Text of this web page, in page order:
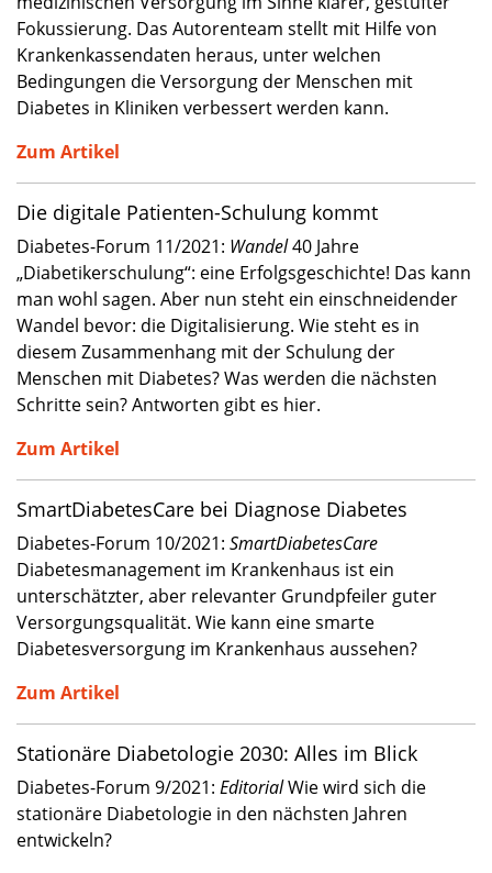
Fokussierung. Das Autorenteam stellt mit Hilfe von
Krankenkassendaten heraus, unter welchen
Bedingungen die Versorgung der Menschen mit
Diabetes in Kliniken verbessert werden kann.
Zum Artikel
Die digitale Patienten-Schulung kommt
Diabetes-Forum 11/2021: Wandel40 Jahre
„Diabetikerschulung“: eine Erfolgsgeschichte! Das kann
man wohl sagen. Aber nun steht ein einschneidender
Wandel bevor: die Digitalisierung. Wie steht es in
diesem Zusammenhang mit der Schulung der
Menschen mit Diabetes? Was werden die nächsten
Schritte sein? Antworten gibt es hier.
Zum Artikel
SmartDiabetesCare bei Diagnose Diabetes
Diabetes-Forum 10/2021: SmartDiabetesCare
Diabetesmanagement im Krankenhaus ist ein
unterschätzter, aber relevanter Grundpfeiler guter
Versorgungsqualität. Wie kann eine smarte
Diabetesversorgung im Krankenhaus aussehen?
Zum Artikel
Stationäre Diabetologie 2030: Alles im Blick
Diabetes-Forum 9/2021: EditorialWie wird sich die
stationäre Diabetologie in den nächsten Jahren
entwickeln?